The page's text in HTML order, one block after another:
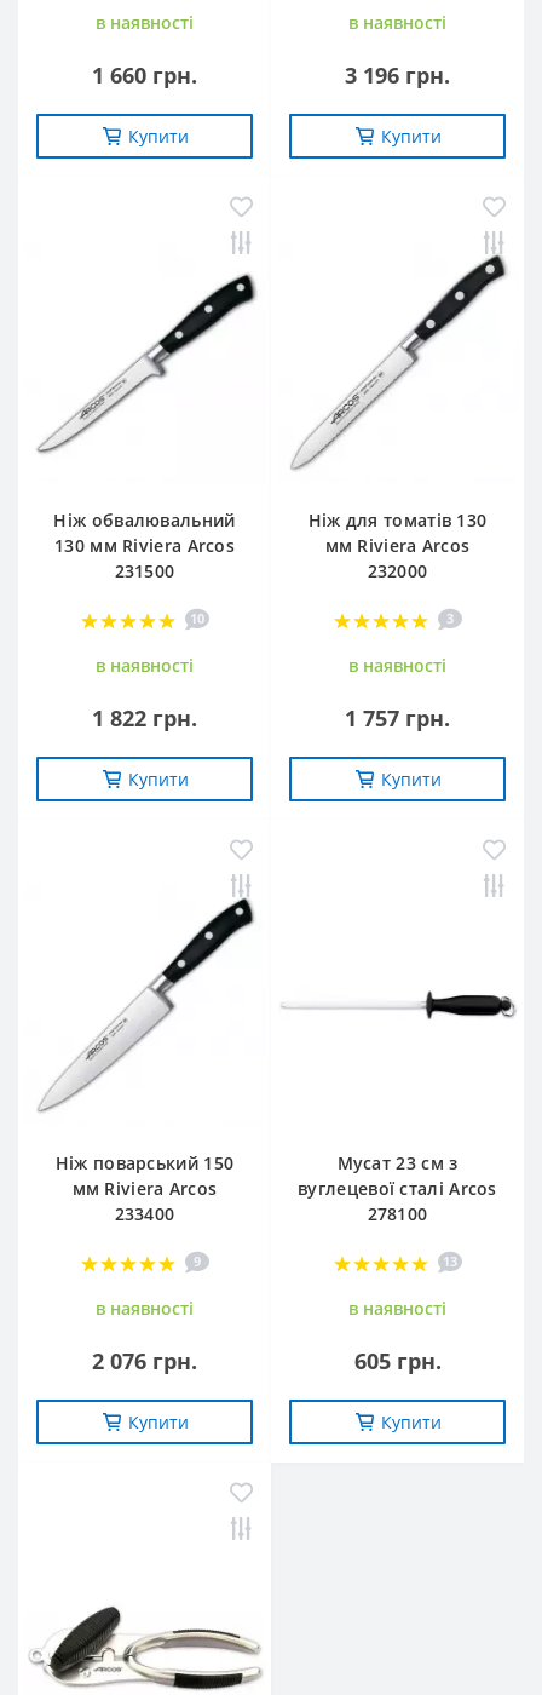
в наявностi
1 660 грн.
Купити
в наявностi
3 196 грн.
Купити
Ніж обвалювальний
130 мм Riviera Arcos
231500
10
в наявностi
1 822 грн.
Купити
Ніж для томатів 130
мм Riviera Arcos
232000
3
в наявностi
1 757 грн.
Купити
Ніж поварський 150
мм Riviera Arcos
233400
9
в наявностi
2 076 грн.
Купити
Мусат 23 см з
вуглецевої сталі Arcos
278100
13
в наявностi
605 грн.
Купити